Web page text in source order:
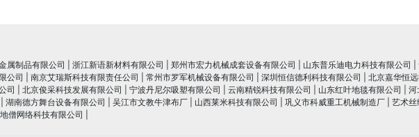
属制品有限公司 浙江新语新材料有限公司 郑州市宏力机械成套设备有限公司 山东普乐迪电力科技有限公司
公司
南京艾瑞斯科技有限责任公司 常州市罗军机械设备有限公司 深圳恒信德利科技有限公司 北京嘉华恒
司
北京俊采科技发展有限公司 宁波丹尼尔吸塑有限公司 云南精锐科技有限公司 山东红叶地毯有限公司 河
湖南德方舞台设备有限公司 吴江市文教牛津布厂 山西莱米科技有限公司 巩义市科威重工机械制造厂
艺术丝
僧网络科技有限公司